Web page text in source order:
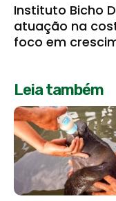
Instituto Bicho
atuação na
foco em
Leia também